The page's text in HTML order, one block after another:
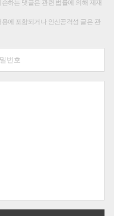
하는 댓글은 관련 법률에 의해 제재
에 포함되거나 인신공격성 글은 관